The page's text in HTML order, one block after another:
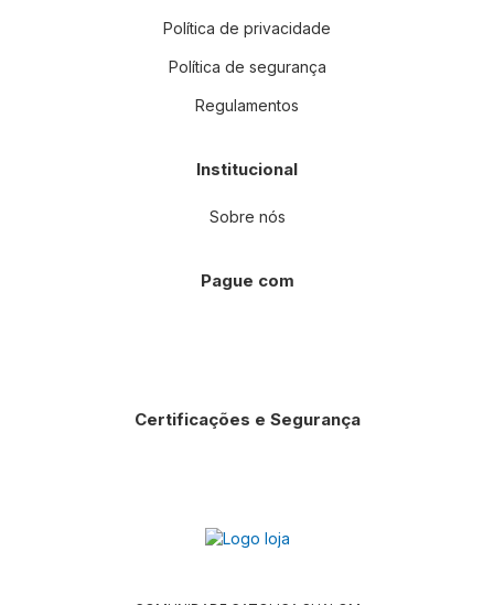
Política de privacidade
Política de segurança
Regulamentos
Institucional
Sobre nós
Pague com
Certificações e Segurança